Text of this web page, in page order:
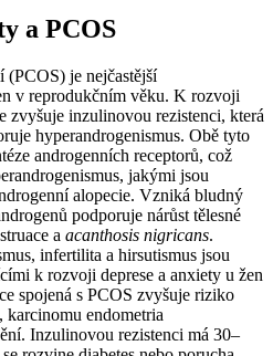
a PCOS
je nejčastější
v reprodukčním věku. K rozvoji
zvyšuje inzulinovou rezistenci, která
hyperandrogenismus. Obě tyto
androgenních receptorů, což
jakými jsou
alopecie. Vzniká bludný
podporuje nárůst tělesné
a acanthosis nigricans.
infertilita a hirsutismus jsou
k rozvoji deprese a anxiety u žen
spojená s PCOS zvyšuje riziko
endometria
Inzulinovou rezistenci má 30–